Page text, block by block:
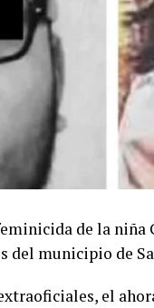
de la niña
del municipio de
el